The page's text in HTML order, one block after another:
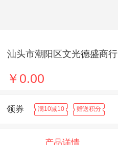
汕头市潮阳区文光德盛商行
￥0.00
领券 满10减10 赠送积分
产品详情